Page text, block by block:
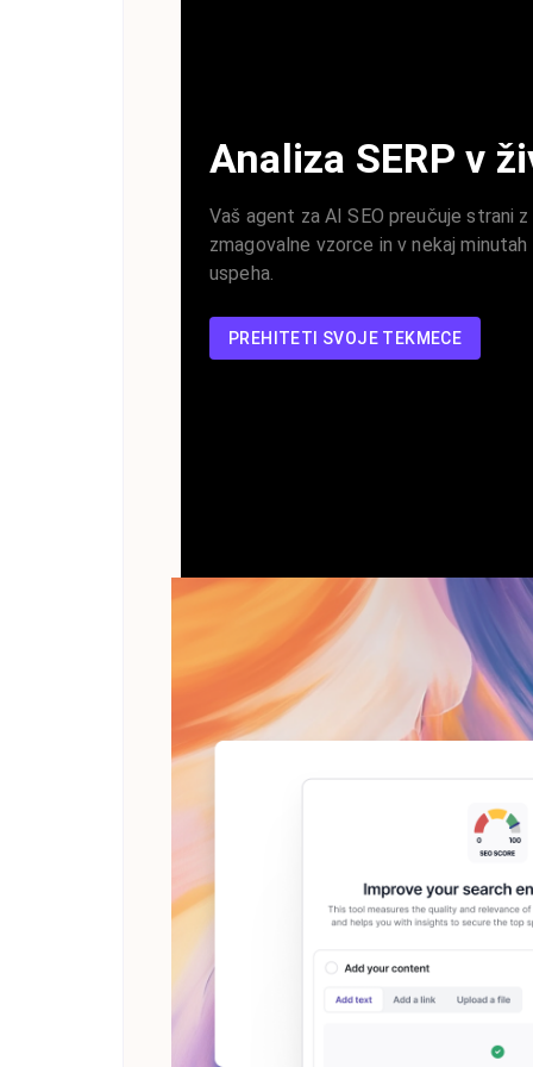
Analiza SERP v
Vaš agent za AI SEO preučuje strani
zmagovalne vzorce in v nekaj
uspeha.
PREHITETI SVOJE TEKMECE